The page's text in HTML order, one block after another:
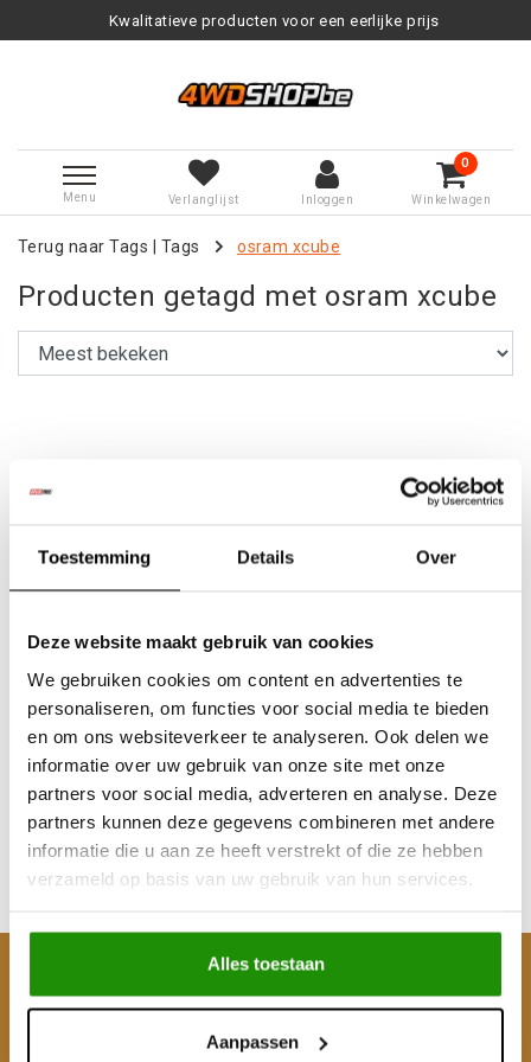
Toestemming Details Over
Deze website maakt gebruik van cookies
We gebruiken cookies om content en advertenties te
personaliseren, om functies voor social media te bieden
en om ons websiteverkeer te analyseren. Ook delen we
informatie over uw gebruik van onze site met onze
partners voor social media, adverteren en analyse. Deze
partners kunnen deze gegevens combineren met andere
informatie die u aan ze heeft verstrekt of die ze hebben
verzameld op basis van uw gebruik van hun services.
Alles toestaan
Aanpassen
Kwalitatieve producten voor een eerlijke prijs
Menu Verlanglijst Inloggen
0
Winkelwagen
Terug naar Tags Tags osram xcube
Producten getagd met osram xcube
CUBE-X MX85-WD
€106,61
Excl. btw
Incl. btw